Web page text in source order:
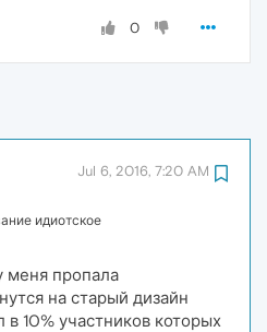
0
Jul 6, 2016, 7:20 AM
идиотское
меня пропала
на старый дизайн
в 10% участников которых